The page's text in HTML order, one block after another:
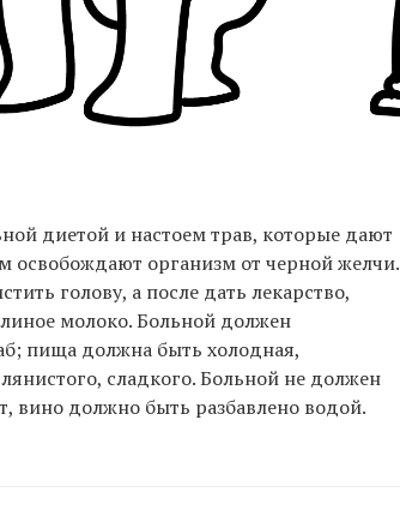
диетой и настоем трав, которые дают
организм от черной желчи.
голову, а после дать лекарство,
молоко. Больной должен
пища должна быть холодная,
сладкого. Больной не должен
вино должно быть разбавлено водой.